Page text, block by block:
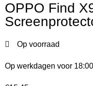
OPPO Find
Op voorraad
Op werkdagen voor